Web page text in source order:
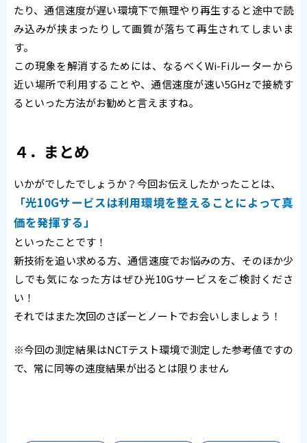
たり、通信速度が遅い環境下で無理やり再生すると途中で読
み込みが挟まったりして画質が落ちて再生されてしまいま
す。
この現象を解消するためには、なるべくWi-Fiルーターから
近い場所で利用することや、通信速度が速い5GHzで接続す
るといった方法がお勧めと言えますね。
４．まとめ
いかがでしたでしょうか？今回お伝えしたかったことは、
「光10Gサービスは利用環境を整えることによって真
価を発揮する」
といったことです！
新技術を追い求める方、通信速度でお悩みの方、そのほか少
しでも気になった方はぜひ光10Gサービスをご検討くださ
い！
それではまた次回のさぽーとノートでお会いしましょう！
※今回の測定結果はNCTテスト環境で測定した参考値ですの
で、常に同等の速度結果が出るとは限りません